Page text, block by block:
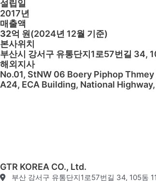
설립일
2017년
매출액
32억 원(2024년 12월 기준)
본사위치
부산시 강서구 유통단지1로57번길 34,
해외지사
No.01, StNW 06 Boery Piphop
A24, ECA Building, National
GTR KOREA CO., Ltd.
부산 강서구 유통단지1로57번길 34, 105동